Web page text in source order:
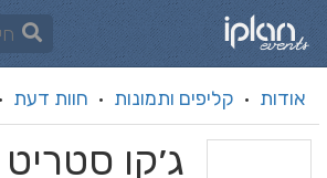
אודות · קליפים ותמונות · חוות דעת ·